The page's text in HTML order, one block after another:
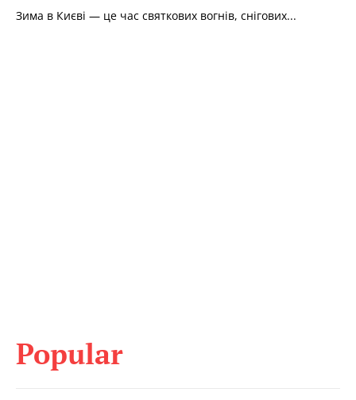
Зима в Києві — це час святкових вогнів, снігових...
Popular